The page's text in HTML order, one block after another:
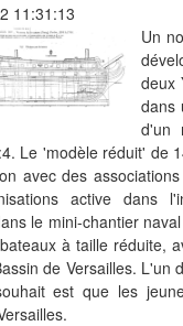
11:31:13
Un
deux
dans
d'un
Le 'modèle réduit' de
avec des
active dans
le mini-chantier
à taille réduite,
de Versailles. L'un
est que les